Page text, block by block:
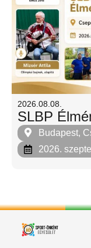
2026.08.08.
SLBP
Budapest,
2026.